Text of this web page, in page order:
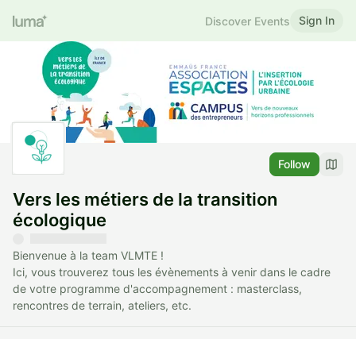
Discover Events Sign In
Follow
Vers les métiers de la transition
écologique
Bienvenue à la team VLMTE !
Ici, vous trouverez tous les évènements à venir dans le cadre
de votre programme d'accompagnement : masterclass,
rencontres de terrain, ateliers, etc.